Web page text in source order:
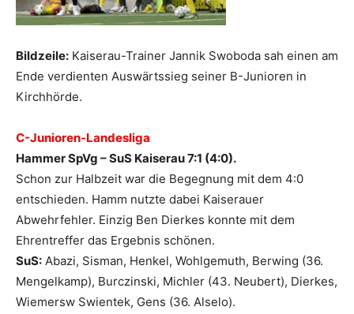
Bildzeile: Kaiserau-Trainer Jannik Swoboda sah einen am
Ende verdienten Auswärtssieg seiner B-Junioren in
Kirchhörde.
C-Junioren-Landesliga
Hammer SpVg – SuS Kaiserau 7:1 (4:0).
Schon zur Halbzeit war die Begegnung mit dem 4:0
entschieden. Hamm nutzte dabei Kaiserauer
Abwehrfehler. Einzig Ben Dierkes konnte mit dem
Ehrentreffer das Ergebnis schönen.
SuS: Abazi, Sisman, Henkel, Wohlgemuth, Berwing (36.
Mengelkamp), Burczinski, Michler (43. Neubert), Dierkes,
Wiemersw Swientek, Gens (36. Alselo).